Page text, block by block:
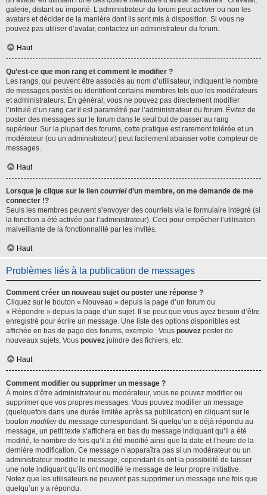
galerie, distant ou importé. L’administrateur du forum peut activer ou non les
avatars et décider de la manière dont ils sont mis à disposition. Si vous ne
pouvez pas utiliser d’avatar, contactez un administrateur du forum.
Haut
Qu’est-ce que mon rang et comment le modifier ?
Les rangs, qui peuvent être associés au nom d’utilisateur, indiquent le nombre
de messages postés ou identifient certains membres tels que les modérateurs
et administrateurs. En général, vous ne pouvez pas directement modifier
l’intitulé d’un rang car il est paramétré par l’administrateur du forum. Évitez de
poster des messages sur le forum dans le seul but de passer au rang
supérieur. Sur la plupart des forums, cette pratique est rarement tolérée et un
modérateur (ou un administrateur) peut facilement abaisser votre compteur de
messages.
Haut
Lorsque je clique sur le lien courrield’un membre, on me demande de me
connecter !?
Seuls les membres peuvent s’envoyer des courriels via le formulaire intégré (si
la fonction a été activée par l’administrateur). Ceci pour empêcher l’utilisation
malveillante de la fonctionnalité par les invités.
Haut
Problèmes liés à la publication de messages
Comment créer un nouveau sujet ou poster une réponse ?
Cliquez sur le bouton « Nouveau » depuis la page d’un forum ou
« Répondre » depuis la page d’un sujet. Il se peut que vous ayez besoin d’être
enregistré pour écrire un message. Une liste des options disponibles est
affichée en bas de page des forums, exemple : Vous pouvez poster de
nouveaux sujets, Vous pouvez joindre des fichiers, etc.
Haut
Comment modifier ou supprimer un message ?
À moins d’être administrateur ou modérateur, vous ne pouvez modifier ou
supprimer que vos propres messages. Vous pouvez modifier un message
(quelquefois dans une durée limitée après sa publication) en cliquant sur le
bouton modifierdu message correspondant. Si quelqu’un a déjà répondu au
message, un petit texte s’affichera en bas du message indiquant qu’il a été
modifié, le nombre de fois qu’il a été modifié ainsi que la date et l’heure de la
dernière modification. Ce message n’apparaîtra pas si un modérateur ou un
administrateur modifie le message, cependant ils ont la possibilité de laisser
une note indiquant qu’ils ont modifié le message de leur propre initiative.
Notez que les utilisateurs ne peuvent pas supprimer un message une fois que
quelqu’un y a répondu.